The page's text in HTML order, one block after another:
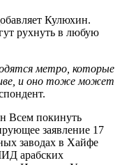
Кулюхин.
рухнуть в любую
метро, которые
и оно тоже может
Всем покинуть
заявление 17
заводах в Хайфе
арабских